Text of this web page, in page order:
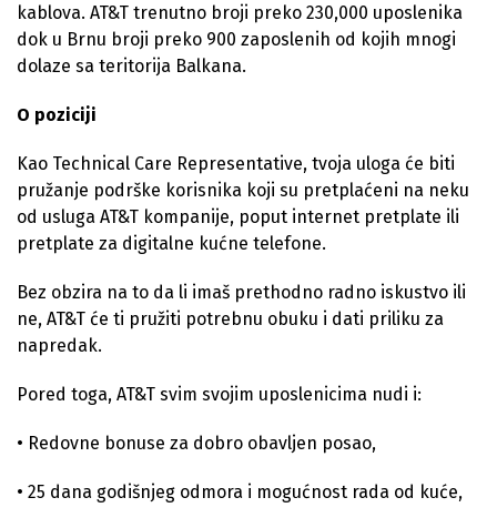
kablova. AT&T trenutno broji preko 230,000 uposlenika
dok u Brnu broji preko 900 zaposlenih od kojih mnogi
dolaze sa teritorija Balkana.
O poziciji
Kao Technical Care Representative, tvoja uloga će biti
pružanje podrške korisnika koji su pretplaćeni na neku
od usluga AT&T kompanije, poput internet pretplate ili
pretplate za digitalne kućne telefone.
Bez obzira na to da li imaš prethodno radno iskustvo ili
ne, AT&T će ti pružiti potrebnu obuku i dati priliku za
napredak.
Pored toga, AT&T svim svojim uposlenicima nudi i:
• Redovne bonuse za dobro obavljen posao,
• 25 dana godišnjeg odmora i mogućnost rada od kuće,